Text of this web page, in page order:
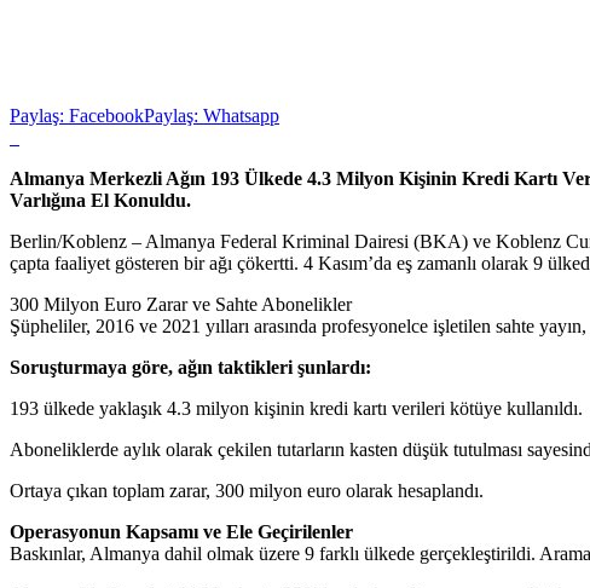
Paylaş: FacebookPaylaş: Whatsapp
Almanya Merkezli Ağın 193 Ülkede 4.3 Milyon Kişinin Kredi Kartı
Varlığına El Konuldu.
Berlin/Koblenz – Almanya Federal Kriminal Dairesi (BKA) ve Koblenz
çapta faaliyet gösteren bir ağı çökertti. 4 Kasım’da eş zamanlı olarak 9
300 Milyon Euro Zarar ve Sahte Abonelikler
Şüpheliler, 2016 ve 2021 yılları arasında profesyonelce işletilen sahte
Soruşturmaya göre, ağın taktikleri şunlardı:
193 ülkede yaklaşık 4.3 milyon kişinin kredi kartı verileri kötüye kullanıldı.
Aboneliklerde aylık olarak çekilen tutarların kasten düşük tutulması
Ortaya çıkan toplam zarar, 300 milyon euro olarak hesaplandı.
Operasyonun Kapsamı ve Ele Geçirilenler
Baskınlar, Almanya dahil olmak üzere 9 farklı ülkede gerçekleştirildi.